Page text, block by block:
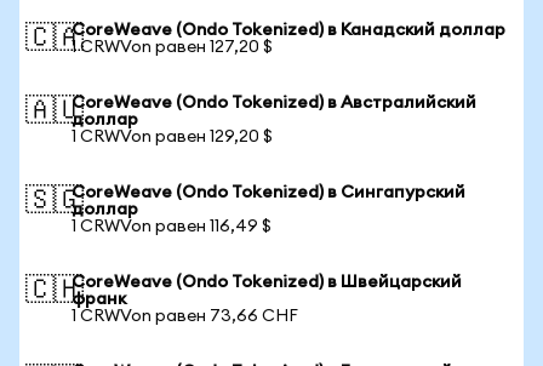
🇨🇦CoreWeave (Ondo Tokenized) в Канадский доллар
1 CRWVon равен 127,20 $
🇦🇺CoreWeave (Ondo Tokenized) в Австралийский
доллар
1 CRWVon равен 129,20 $
🇸🇬CoreWeave (Ondo Tokenized) в Сингапурский
доллар
1 CRWVon равен 116,49 $
🇨🇭CoreWeave (Ondo Tokenized) в Швейцарский
франк
1 CRWVon равен 73,66 CHF